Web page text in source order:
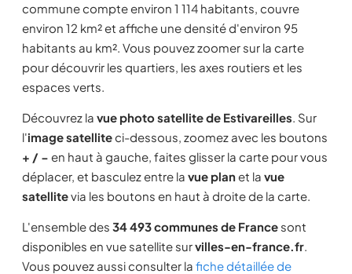
commune compte environ 1 114 habitants, couvre
environ 12 km² et affiche une densité d'environ 95
habitants au km². Vous pouvez zoomer sur la carte
pour découvrir les quartiers, les axes routiers et les
espaces verts.
Découvrez la vue photo satellite de Estivareilles. Sur
l'image satelliteci-dessous, zoomez avec les boutons
+ / − en haut à gauche, faites glisser la carte pour vous
déplacer, et basculez entre la vue planet la vue
satellitevia les boutons en haut à droite de la carte.
L'ensemble des 34 493 communes de France sont
disponibles en vue satellite survilles-en-france.fr.
Vous pouvez aussi consulter la fiche détaillée de